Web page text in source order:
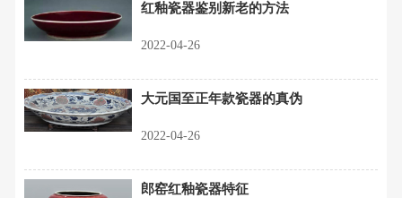
红釉瓷器鉴别新老的方法
2022-04-26
大元国至正年款瓷器的真伪
2022-04-26
郎窑红釉瓷器特征